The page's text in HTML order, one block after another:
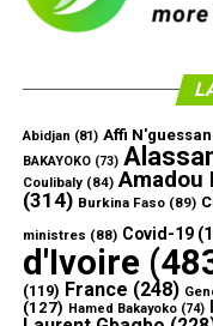
Abidjan (81) Affi N'guessan
BAKAYOKO(73)
Coulibaly(84) Amadou
(314) Burkina Faso(89)
ministres (88) Covid-19
d'Ivoire
(119) France (248)
(127) Hamed Bakayoko(74)